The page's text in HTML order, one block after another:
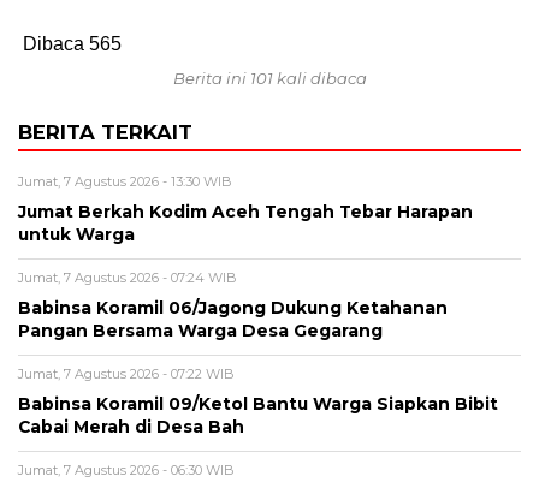
Dibaca 565
Berita ini 101 kali dibaca
BERITA TERKAIT
Jumat, 7 Agustus 2026 - 13:30 WIB
Jumat Berkah Kodim Aceh Tengah Tebar Harapan
untuk Warga
Jumat, 7 Agustus 2026 - 07:24 WIB
‎Babinsa Koramil 06/Jagong Dukung Ketahanan
Pangan Bersama Warga Desa Gegarang
Jumat, 7 Agustus 2026 - 07:22 WIB
‎Babinsa Koramil 09/Ketol Bantu Warga Siapkan Bibit
Cabai Merah di Desa Bah
Jumat, 7 Agustus 2026 - 06:30 WIB